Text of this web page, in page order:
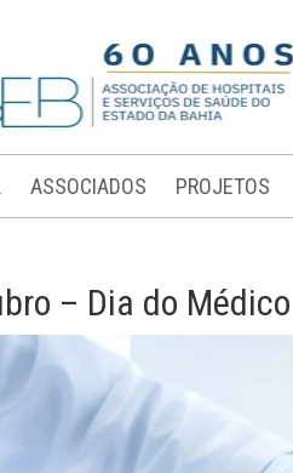
ASSOCIADOS PROJETOS
– Dia do Médico